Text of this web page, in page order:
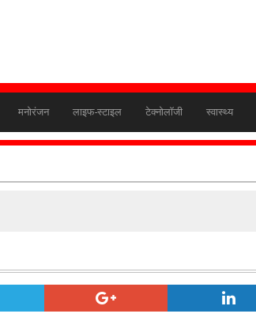
मनोरंजन लाइफ-स्टाइल टेक्नोलॉजी स्वास्थ्य